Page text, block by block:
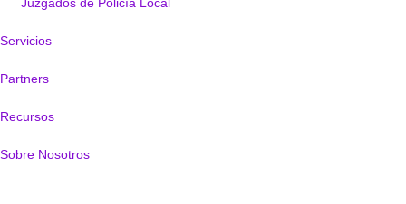
Servicios
Partners
Recursos
Sobre Nosotros